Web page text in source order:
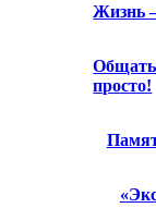
Жизнь
просто!